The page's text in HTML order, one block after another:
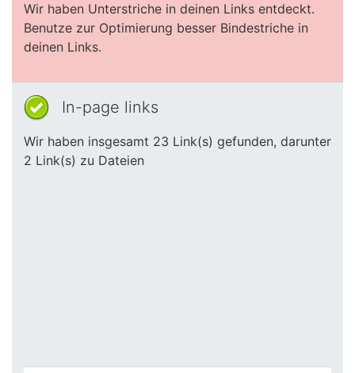
Wir haben Unterstriche in deinen Links entdeckt.
Benutze zur Optimierung besser Bindestriche in
deinen Links.
In-page links
Wir haben insgesamt 23 Link(s) gefunden, darunter
2 Link(s) zu Dateien